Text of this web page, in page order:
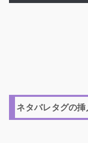
ネタバレタグの挿